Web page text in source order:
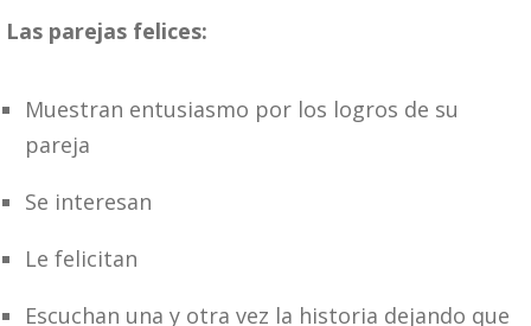
Las parejas felices:
Muestran entusiasmo por los logros de su
pareja
Se interesan
Le felicitan
Escuchan una y otra vez la historia dejando que